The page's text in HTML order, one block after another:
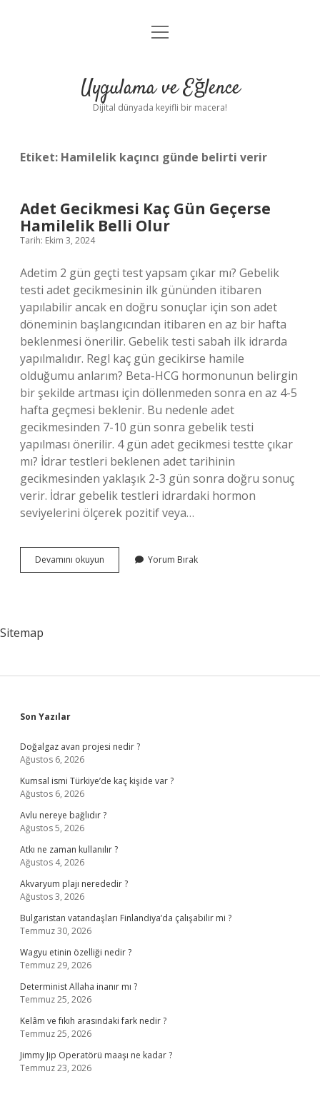
Anasayfa
Yasal Uyarı
menüyü
Uygulama ve Eğlence
Dijital dünyada keyifli bir macera!
Etiket: Hamilelik kaçıncı günde belirti verir
Adet Gecikmesi Kaç Gün Geçerse
Hamilelik Belli Olur
Tarih: Ekim 3, 2024
Adetim 2 gün geçti test yapsam çıkar mı? Gebelik
testi adet gecikmesinin ilk gününden itibaren
yapılabilir ancak en doğru sonuçlar için son adet
döneminin başlangıcından itibaren en az bir hafta
beklenmesi önerilir. Gebelik testi sabah ilk idrarda
yapılmalıdır. Regl kaç gün gecikirse hamile
olduğumu anlarım? Beta-HCG hormonunun belirgin
bir şekilde artması için döllenmeden sonra en az 4-5
hafta geçmesi beklenir. Bu nedenle adet
gecikmesinden 7-10 gün sonra gebelik testi
yapılması önerilir. 4 gün adet gecikmesi testte çıkar
mı? İdrar testleri beklenen adet tarihinin
gecikmesinden yaklaşık 2-3 gün sonra doğru sonuç
verir. İdrar gebelik testleri idrardaki hormon
seviyelerini ölçerek pozitif veya…
Devamını okuyun
Gecikmesi
Yorum Bırak
Sitemap
Sidebar
Son Yazılar
Doğalgaz avan projesi nedir ?
Ağustos 6, 2026
Kumsal ismi Türkiye’de kaç kişide var ?
Ağustos 6, 2026
Avlu nereye bağlıdır ?
Ağustos 5, 2026
Atkı ne zaman kullanılır ?
Ağustos 4, 2026
Akvaryum plajı nerededir ?
Ağustos 3, 2026
Bulgaristan vatandaşları Finlandiya’da çalışabilir mi ?
Temmuz 30, 2026
Wagyu etinin özelliği nedir ?
Temmuz 29, 2026
Determinist Allaha inanır mı ?
Temmuz 25, 2026
Kelâm ve fıkıh arasındaki fark nedir ?
Temmuz 25, 2026
Jimmy Jip Operatörü maaşı ne kadar ?
Temmuz 23, 2026